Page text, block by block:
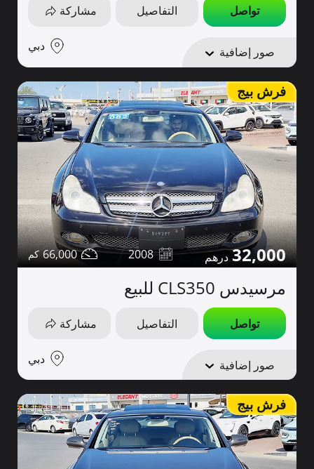
تواصل التفاصيل مشاركة
صور إضافية دبي
فرش بيج
32,000
2008
66,000
مرسيدس CLS350 للبيع
تواصل التفاصيل مشاركة
صور إضافية دبي
فرش بيج